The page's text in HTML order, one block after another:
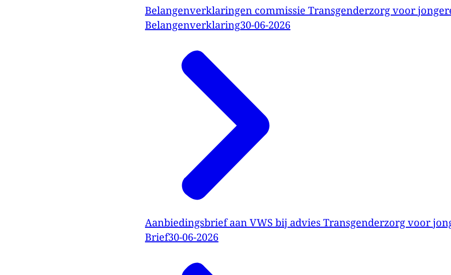
Belangenverklaringen commissie Transgenderzorg voor
Belangenverklaring30-06-2026
Aanbiedingsbrief aan VWS bij advies Transgenderzorg voor
Brief30-06-2026